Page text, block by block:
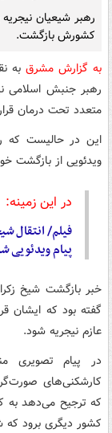
رهبر شیعیان
کشورش بازگشت.
به گزارش مشرقبه
رهبر جنبش اسلامی
متعدد تحت درمان
این در حالیست که
ویدئویی از بازگشت
در این زمینه:
فیلم/ انتقال
پیام ویدئویی
خبر بازگشت شیخ
عازم نیجریه شود.
در پیام تصویری
کارشکنی‌های
که ترجیح می‌دهد به
کشور دیگری برود که